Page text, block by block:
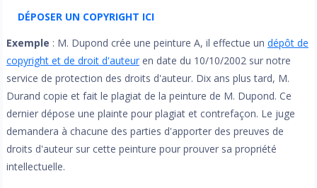
DÉPOSER UN COPYRIGHT ICI
Exemple : M. Dupond crée une peinture A, il effectue un dépôt de
copyright et de droit d'auteur en date du 10/10/2002 sur notre
service de protection des droits d'auteur. Dix ans plus tard, M.
Durand copie et fait le plagiat de la peinture de M. Dupond. Ce
dernier dépose une plainte pour plagiat et contrefaçon. Le juge
demandera à chacune des parties d'apporter des preuves de
droits d'auteur sur cette peinture pour prouver sa propriété
intellectuelle.